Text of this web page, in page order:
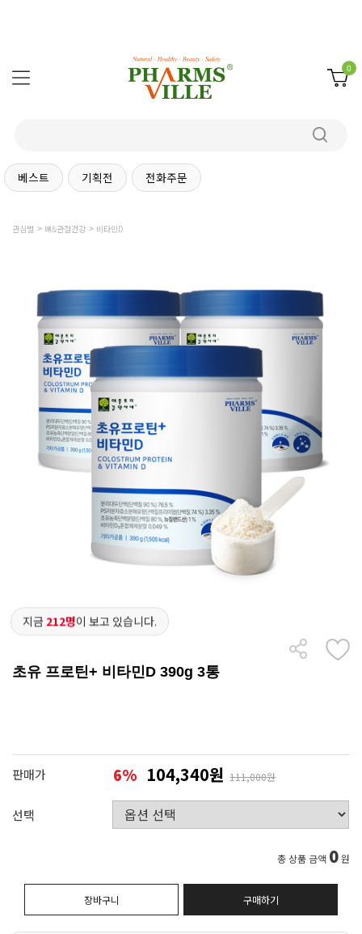
0
베스트 기획전 전화주문
관심별 뼈&관절건강 비타민D
지금 212명이 보고 있습니다.
초유 프로틴+ 비타민D 390g 3통
판매가 6% 104,340원 111,000원
선택
총 상품 금액 0원
장바구니 구매하기